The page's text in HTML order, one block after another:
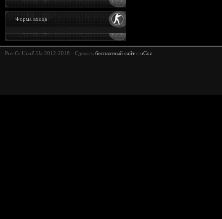
Форма входа
Pro-Cs.UcoZ.Ua 2012-2018 - Сделать бесплатный сайт с uCoz